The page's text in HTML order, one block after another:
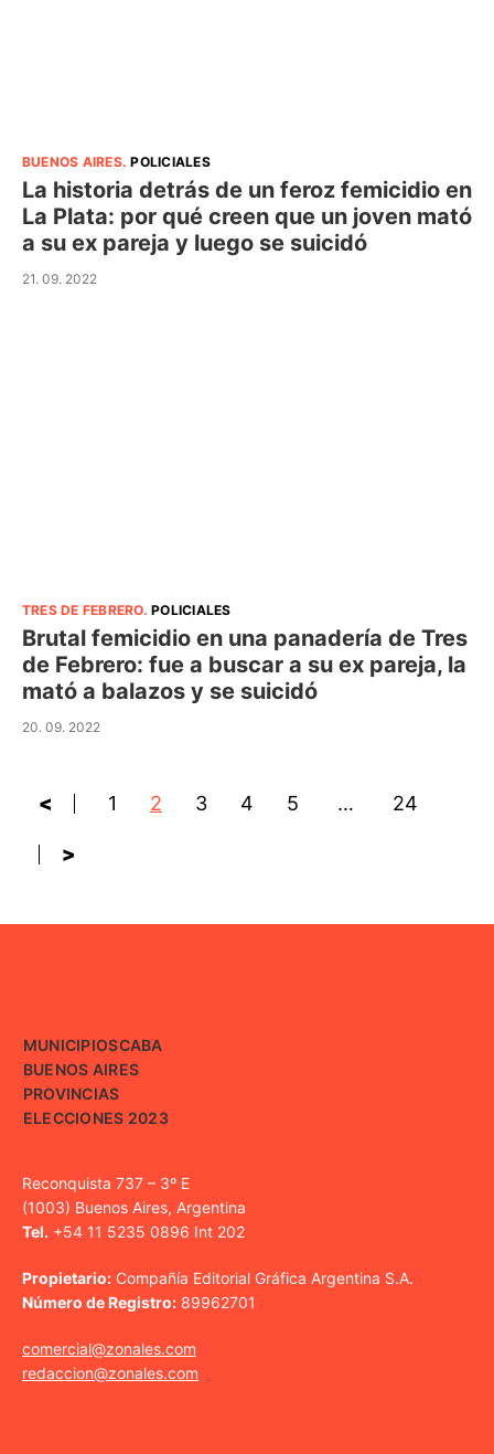
BUENOS AIRES.POLICIALES
La historia detrás de un feroz femicidio en
La Plata: por qué creen que un joven mató
a su ex pareja y luego se suicidó
21. 09. 2022
TRES DE FEBRERO.POLICIALES
Brutal femicidio en una panadería de Tres
de Febrero: fue a buscar a su ex pareja, la
mató a balazos y se suicidó
20. 09. 2022
< 1 2 3 4 5 … 24
>
MUNICIPIOSCABA
BUENOS AIRES
PROVINCIAS
ELECCIONES 2023
Reconquista 737 – 3º E
(1003) Buenos Aires, Argentina
Tel. +54 11 5235 0896 Int 202
Propietario: Compañía Editorial Gráfica Argentina S.A.
Número de Registro: 89962701
comercial@zonales.com
redaccion@zonales.com